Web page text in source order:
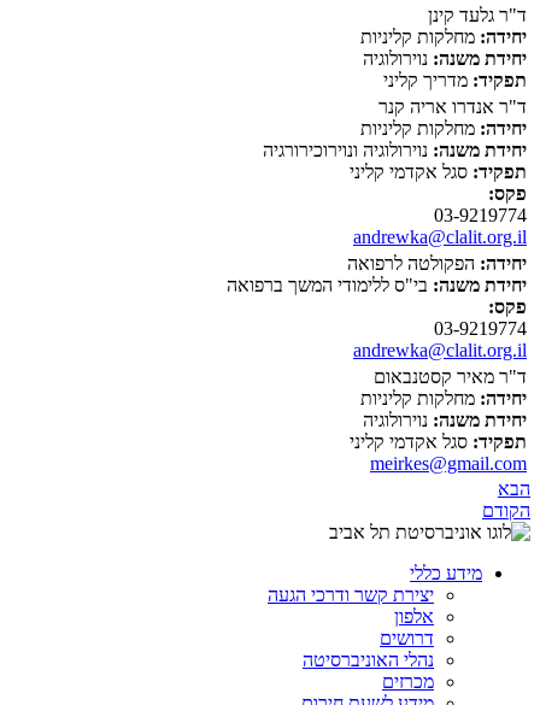
ד"ר גלעד קינן
יחידה: מחלקות קליניות
יחידת משנה: נוירולוגיה
תפקיד: מדריך קליני
ד"ר אנדרו אריה קנר
יחידה: מחלקות קליניות
יחידת משנה: נוירולוגיה ונוירוכירורגיה
תפקיד: סגל אקדמי קליני
פקס:
03-9219774
andrewka@clalit.org.il
יחידה: הפקולטה לרפואה
יחידת משנה: בי"ס ללימודי המשך ברפואה
פקס:
03-9219774
andrewka@clalit.org.il
ד"ר מאיר קסטנבאום
יחידה: מחלקות קליניות
יחידת משנה: נוירולוגיה
תפקיד: סגל אקדמי קליני
meirkes@gmail.com
הבא
הקודם
מידע כללי
יצירת קשר ודרכי הגעה
אלפון
דרושים
נהלי האוניברסיטה
מכרזים